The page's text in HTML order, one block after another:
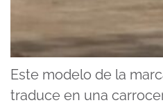
Este modelo de la
traduce en una